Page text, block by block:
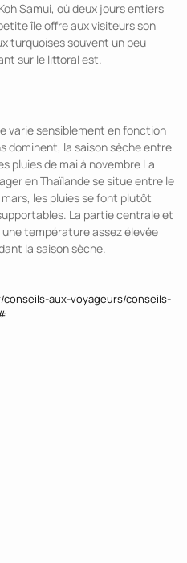
Samui, où deux jours entiers
île offre aux visiteurs son
turquoises souvent un peu
sur le littoral est.
varie sensiblement en fonction
dominent, la saison sèche entre
pluies de mai à novembre La
en Thaïlande se situe entre le
les pluies se font plutôt
La partie centrale et
température assez élevée
la saison sèche.
aux-voyageurs/conseils-